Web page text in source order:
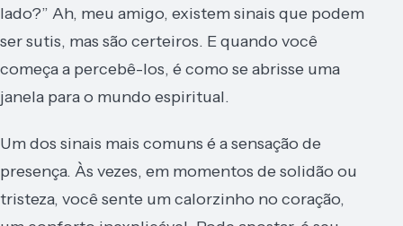
lado?” Ah, meu amigo, existem sinais que podem
ser sutis, mas são certeiros. E quando você
começa a percebê-los, é como se abrisse uma
janela para o mundo espiritual.
Um dos sinais mais comuns é a sensação de
presença. Às vezes, em momentos de solidão ou
tristeza, você sente um calorzinho no coração,